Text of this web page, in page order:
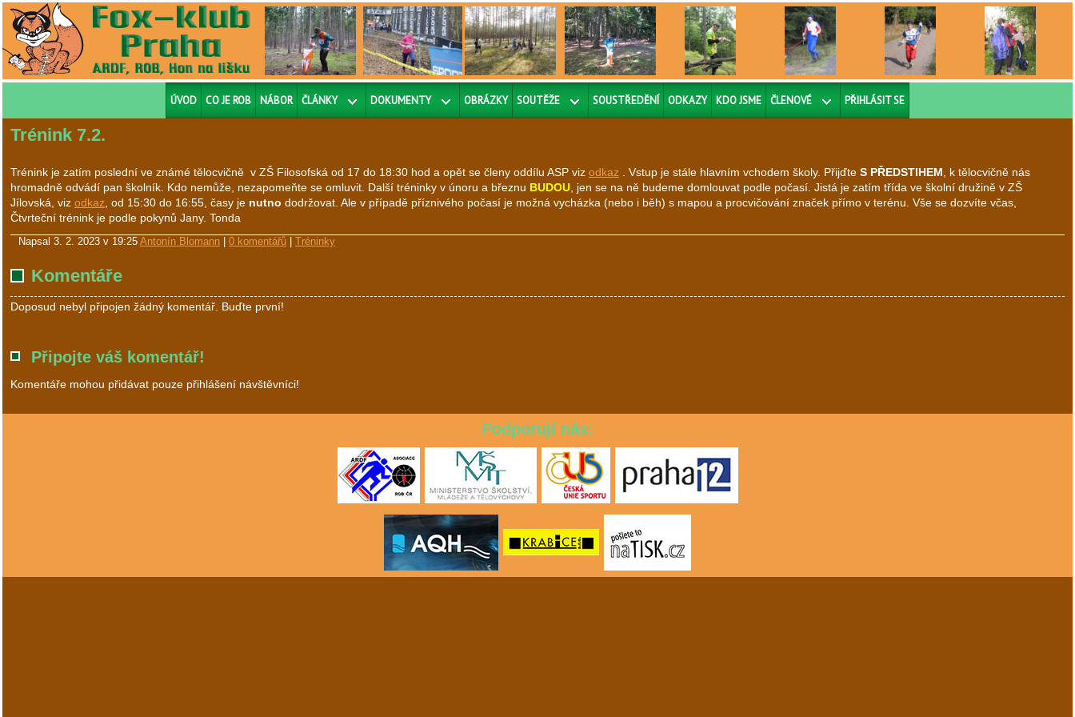
ÚVOD CO JE ROB NÁBOR ČLÁNKY DOKUMENTY OBRÁZKY SOUTĚŽE SOUSTŘEDĚNÍ ODKAZY KDO JSME ČLENOVÉ PŘIHLÁSIT SE
Trénink 7.2.
Trénink je zatím poslední ve známé tělocvičně v ZŠ Filosofská od 17 do 18:30 hod a opět se členy oddílu ASP viz odkaz . Vstup je stále hlavním vchodem školy. Přijďte S PŘEDSTIHEM, k tělocvičně nás
hromadně odvádí pan školník. Kdo nemůže, nezapomeňte se omluvit. Další tréninky v únoru a březnu BUDOU, jen se na ně budeme domlouvat podle počasí. Jistá je zatím třída ve školní družině v ZŠ
Jílovská, viz odkaz, od 15:30 do 16:55, časy je nutno dodržovat. Ale v případě příznivého počasí je možná vycházka (nebo i běh) s mapou a procvičování značek přímo v terénu. Vše se dozvíte včas,
Čtvrteční trénink je podle pokynů Jany. Tonda
Napsal 3. 2. 2023 v 19:25 Antonín Blomann 0 komentářů Tréninky
Komentáře
Doposud nebyl připojen žádný komentář. Buďte první!
Připojte váš komentář!
Komentáře mohou přidávat pouze přihlášení návštěvníci!
Podporují nás: